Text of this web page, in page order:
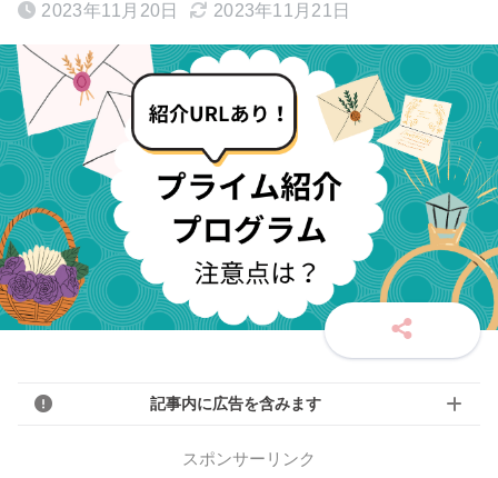
2023年11月20日 2023年11月21日
記事内に広告を含みます
スポンサーリンク